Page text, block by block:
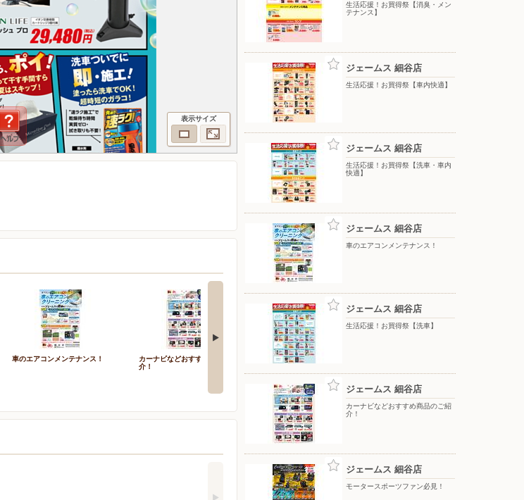
表示サイズ
車のエアコンメンテナンス！
カーナビなどおすすめ商品のご紹
介！
クルマの健康診断はお済みです
生活応援！お買得祭【消臭・メン
テナンス】
ジェームス 細谷店
生活応援！お買得祭【車内快適】
ジェームス 細谷店
生活応援！お買得祭【洗車・車内
快適】
ジェームス 細谷店
車のエアコンメンテナンス！
ジェームス 細谷店
生活応援！お買得祭【洗車】
ジェームス 細谷店
カーナビなどおすすめ商品のご紹
介！
ジェームス 細谷店
モータースポーツファン必見！